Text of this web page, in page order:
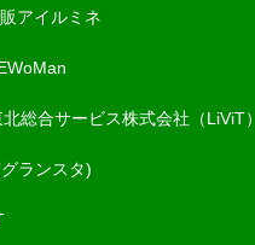
アイルミネ
総合サービス株式会社（LiViT）
ランスタ)